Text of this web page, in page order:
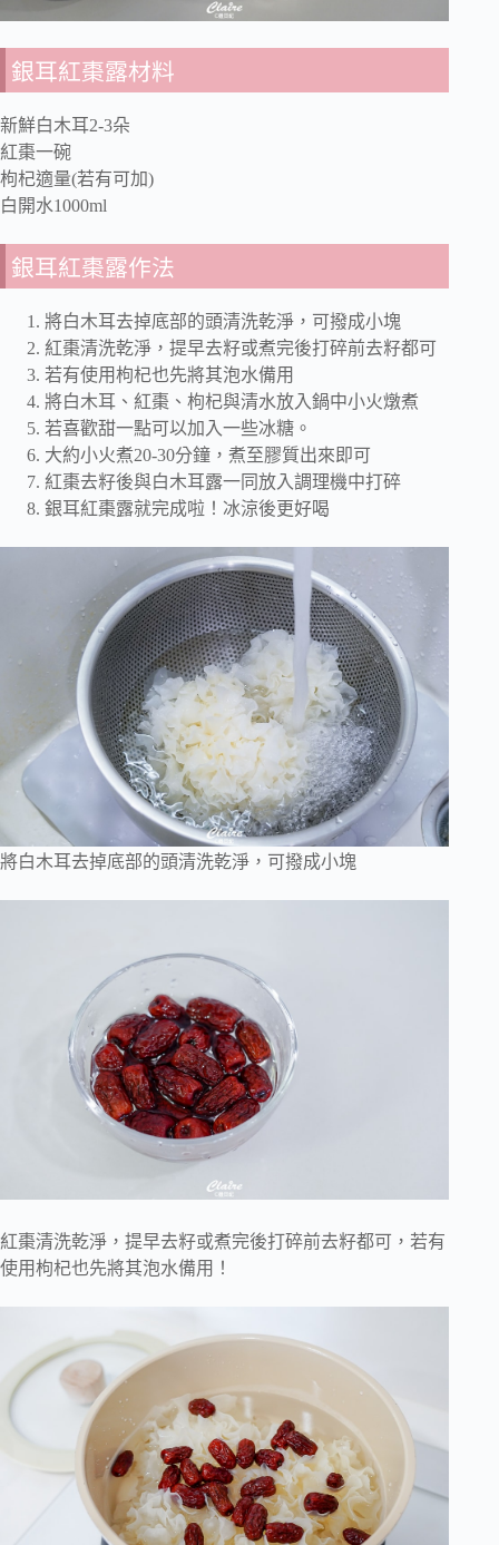
銀耳紅棗露材料
新鮮白木耳2-3朵
紅棗一碗
枸杞適量(若有可加)
白開水1000ml
銀耳紅棗露作法
將白木耳去掉底部的頭清洗乾淨，可撥成小塊
紅棗清洗乾淨，提早去籽或煮完後打碎前去籽都可
若有使用枸杞也先將其泡水備用
將白木耳、紅棗、枸杞與清水放入鍋中小火燉煮
若喜歡甜一點可以加入一些冰糖。
大約小火煮20-30分鐘，煮至膠質出來即可
紅棗去籽後與白木耳露一同放入調理機中打碎
銀耳紅棗露就完成啦！冰涼後更好喝
將白木耳去掉底部的頭清洗乾淨，可撥成小塊
紅棗清洗乾淨，提早去籽或煮完後打碎前去籽都可，若有
使用枸杞也先將其泡水備用！